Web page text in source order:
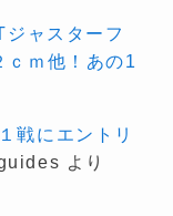
ャスターフ
ｃｍ他！あの1
戦にエントリ
より